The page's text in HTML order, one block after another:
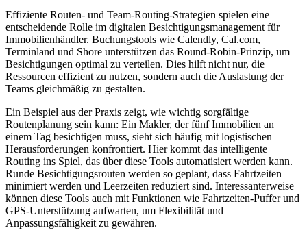
Effiziente Routen- und Team-Routing-Strategien spielen eine
entscheidende Rolle im digitalen Besichtigungsmanagement für
Immobilienhändler. Buchungstools wie Calendly, Cal.com,
Terminland und Shore unterstützen das Round-Robin-Prinzip, um
Besichtigungen optimal zu verteilen. Dies hilft nicht nur, die
Ressourcen effizient zu nutzen, sondern auch die Auslastung der
Teams gleichmäßig zu gestalten.
Ein Beispiel aus der Praxis zeigt, wie wichtig sorgfältige
Routenplanung sein kann: Ein Makler, der fünf Immobilien an
einem Tag besichtigen muss, sieht sich häufig mit logistischen
Herausforderungen konfrontiert. Hier kommt das intelligente
Routing ins Spiel, das über diese Tools automatisiert werden kann.
Runde Besichtigungsrouten werden so geplant, dass Fahrtzeiten
minimiert werden und Leerzeiten reduziert sind. Interessanterweise
können diese Tools auch mit Funktionen wie Fahrtzeiten-Puffer und
GPS-Unterstützung aufwarten, um Flexibilität und
Anpassungsfähigkeit zu gewähren.